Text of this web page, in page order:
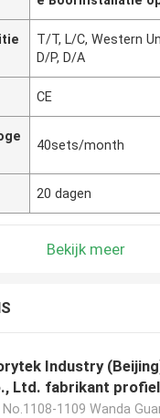
T/T, L/C, Western
D/P, D/A
CE
40sets/month
20 dagen
Bekijk meer
Industry
Ltd. fabrikant profiel
No.1108-1109 Wanda